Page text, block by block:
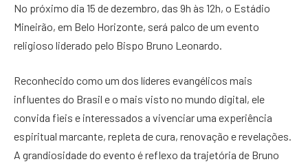
No próximo dia 15 de dezembro, das 9h às 12h, o Estádio
Mineirão, em Belo Horizonte, será palco de um evento
religioso liderado pelo Bispo Bruno Leonardo.
Reconhecido como um dos líderes evangélicos mais
influentes do Brasil e o mais visto no mundo digital, ele
convida fieis e interessados a vivenciar uma experiência
espiritual marcante, repleta de cura, renovação e revelações.
A grandiosidade do evento é reflexo da trajetória de Bruno